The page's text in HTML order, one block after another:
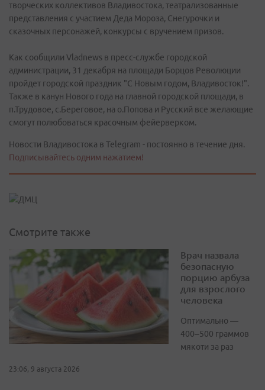
творческих коллективов Владивостока, театрализованные
представления с участием Деда Мороза, Снегурочки и
сказочных персонажей, конкурсы с вручением призов.
Как сообщили Vladnews в пресс-службе городской
администрации, 31 декабря на площади Борцов Революции
пройдет городской праздник "С Новым годом, Владивосток!".
Также в канун Нового года на главной городской площади, в
п.Трудовое, с.Береговое, на о.Попова и Русский все желающие
смогут полюбоваться красочным фейерверком.
Новости Владивостока в Telegram - постоянно в течение дня.
Подписывайтесь одним нажатием!
Смотрите также
Врач назвала
безопасную
порцию арбуза
для взрослого
человека
Оптимально —
400–500 граммов
мякоти за раз
23:06, 9 августа 2026